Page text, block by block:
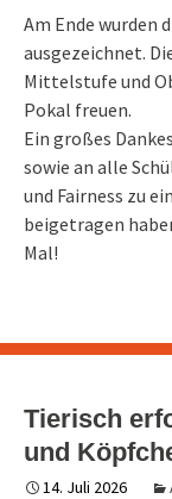
Am Ende wurden
ausgezeichnet.
Mittelstufe und
Pokal freuen.
Ein großes
sowie an alle
und Fairness zu
beigetragen
Mal!
Tierisch
und
14. Juli 2026